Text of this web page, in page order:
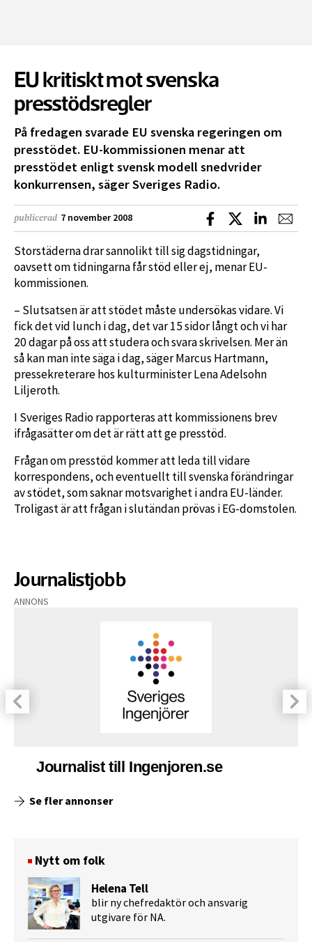
EU kritiskt mot svenska
presstödsregler
På fredagen svarade EU svenska regeringen om
presstödet. EU-kommissionen menar att
presstödet enligt svensk modell snedvrider
konkurrensen, säger Sveriges Radio.
publicerad 7 november 2008 Dela på Facebook
Dela på XDela på
Storstäderna drar sannolikt till sig dagstidningar,
oavsett om tidningarna får stöd eller ej, menar EU-
kommissionen.
– Slutsatsen är att stödet måste undersökas vidare. Vi
fick det vid lunch i dag, det var 15 sidor långt och vi har
20 dagar på oss att studera och svara skrivelsen. Mer än
så kan man inte säga i dag, säger Marcus Hartmann,
pressekreterare hos kulturminister Lena Adelsohn
Liljeroth.
I Sveriges Radio rapporteras att kommissionens brev
ifrågasätter om det är rätt att ge presstöd.
Frågan om presstöd kommer att leda till vidare
korrespondens, och eventuellt till svenska förändringar
av stödet, som saknar motsvarighet i andra EU-länder.
Troligast är att frågan i slutändan prövas i EG-domstolen.
Journalistjobb
ANNONS
Journalist till Ingenjoren.se
Se fler annonser
Nytt om folk
Helena Tell
blir ny chefredaktör och ansvarig
utgivare för NA.